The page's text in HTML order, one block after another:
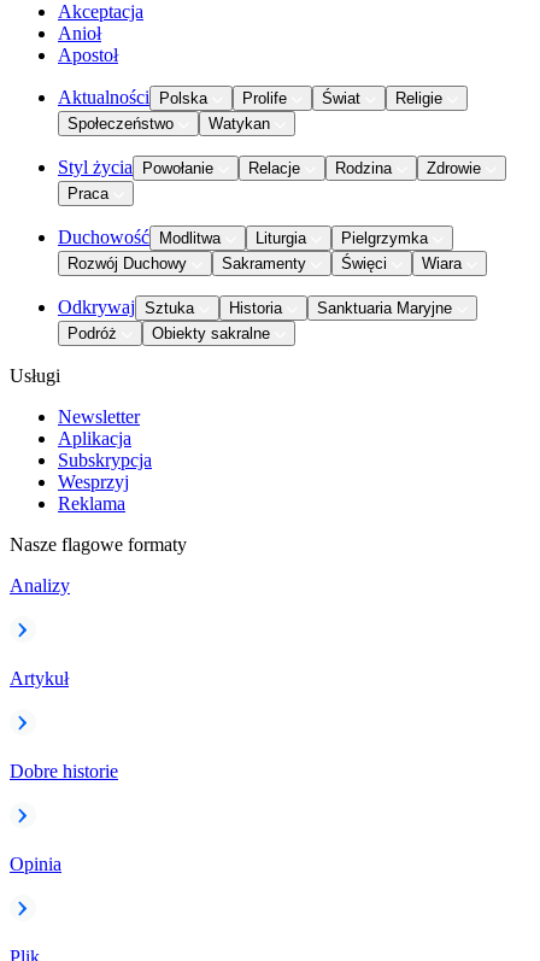
Akceptacja
Anioł
Apostoł
Aktualności Polska Prolife Świat
Religie
Społeczeństwo
Watykan
Styl życia Powołanie Relacje Rodzina
Zdrowie
Praca
Duchowość Modlitwa Liturgia
Pielgrzymka
Rozwój Duchowy
Sakramenty Święci Wiara
Odkrywaj Sztuka Historia
Sanktuaria Maryjne
Podróż
Obiekty sakralne
Usługi
Newsletter
Aplikacja
Subskrypcja
Wesprzyj
Reklama
Nasze flagowe formaty
Analizy
Artykuł
Dobre historie
Opinia
Plik